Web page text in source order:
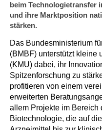
beim Technologietransfer
und ihre Marktposition
stärken.
Das Bundesministerium
(BMBF) unterstützt kleine
(KMU) dabei, ihr
Spitzenforschung zu
profitieren von einem
erweiterten
allem Projekte im Bereich
Biotechnologie, die auf